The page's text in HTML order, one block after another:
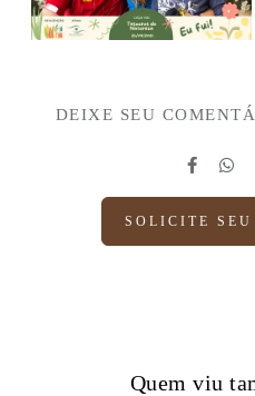
DEIXE SEU
SOLICITE SEU
Quem viu